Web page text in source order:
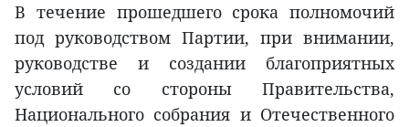
В течение прошедшего срока полномочий
под руководством Партии, при внимании,
руководстве и создании благоприятных
условий со стороны Правительства,
Национального собрания и Отечественного